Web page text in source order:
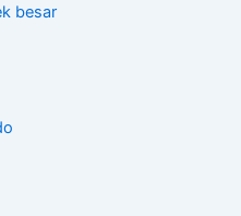
besar